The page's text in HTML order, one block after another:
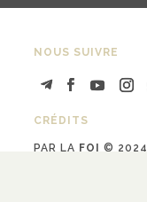
NOUS SUIVRE
CRÉDITS
PAR LA FOI © 2024